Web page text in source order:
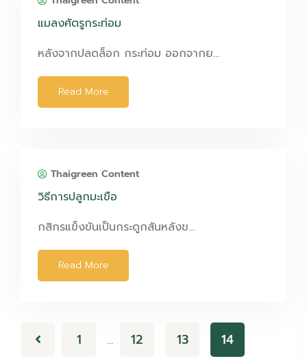
แมลงศัตรูกระท่อม
หลังจากปลดล็อก กระท่อม ออกจากย…
Read More
Thaigreen Content
วิธีการปลูกมะเขือ
กสิกรแข็งขันเป็นกระดูกสันหลังข…
Read More
1 … 12 13 14